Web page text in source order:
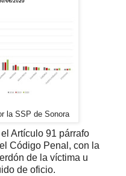
la SSP de Sonora
Artículo 91 párrafo
Código Penal, con la
de la víctima u
de oficio.